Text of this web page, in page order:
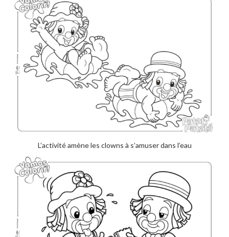
L’activité amène les clowns à s’amuser dans l’eau